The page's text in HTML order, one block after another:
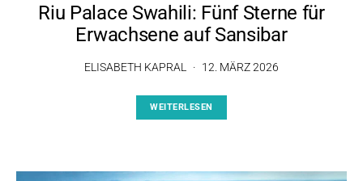
Riu Palace Swahili: Fünf Sterne für
Erwachsene auf Sansibar
ELISABETH KAPRAL 12. MÄRZ 2026
WEITERLESEN